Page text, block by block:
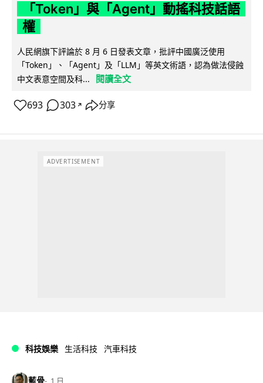
「Token」與「Agent」動搖科技話語
權
人民網旗下評論於 8 月 6 日發表文章，批評中國廣泛使用
「Token」、「Agent」及「LLM」等英文術語，認為做法侵蝕
中文表意空間及科...
閱讀全文
693 303 ↗ 分享
ADVERTISEMENT
科技娛樂 生活科技 汽車科技
藍骨